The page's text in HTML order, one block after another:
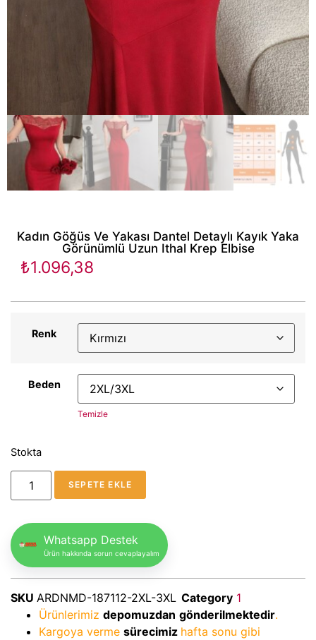
Kadın Göğüs Ve Yakası Dantel Detaylı Kayık Yaka
Görünümlü Uzun Ithal Krep Elbise
₺1.096,38
Renk
Beden
Temizle
Stokta
SEPETE EKLE
Whatsapp Destek
Ürün hakkında sorun cevaplayalım
SKU ARDNMD-187112-2XL-3XL Category 1
Ürünlerimiz depomuzdan gönderilmektedir.
Kargoya verme sürecimiz hafta sonu gibi